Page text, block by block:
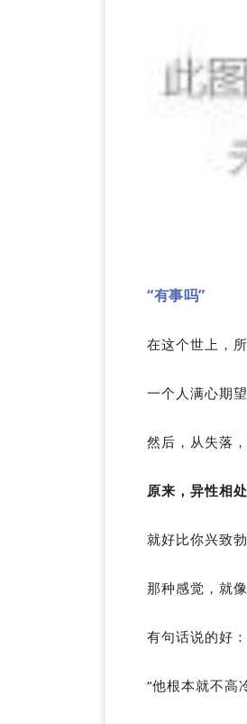
“有事吗”
在这个世上，
一个人满心期
然后，从失落
原来，异性相
就好比你兴致
那种感觉，就
有句话说的好：
“他根本就不高